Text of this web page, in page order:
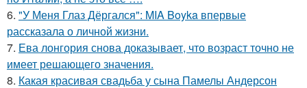
6. "У Меня Глаз Дёргался": MIA Boyka впервые
рассказала о личной жизни.
7. Ева лонгория снова доказывает, что возраст точно не
имеет решающего значения.
8. Какая красивая свадьба у сына Памелы Андерсон